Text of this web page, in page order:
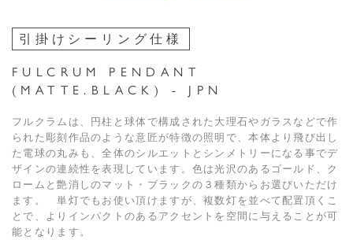
引掛けシーリング仕様
FULCRUM PENDANT
(MATTE.BLACK) - JPN
フルクラムは、円柱と球体で構成された大理石やガラスなどで作
られた彫刻作品のような意匠が特徴の照明で、本体より飛び出し
た電球の丸みも、全体のシルエットとシンメトリーになる事でデ
ザインの連続性を表現しています。色は光沢のあるゴールド、ク
ロームと艶消しのマット・ブラックの３種類からお選びいただけ
ます。 単灯でもお使い頂けますが、複数灯を並べて配置頂くこ
とで、よりインパクトのあるアクセントを空間に与えることが可
能となります。